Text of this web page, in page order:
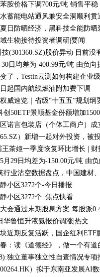
胺价格下调700元/吨 销售平稳
蓄能电站通风兼安全洞顺利贯
日防晒经济，黑科技全能防晒
生物接待投资者调研|要闻
(301360.SZ)股价异动 目前没
日均差为-400.99元/吨 由负
了，Testin云测如何构建企业
起国内航线燃油附加费下调
威速览｜省级“十五五”规划纲
创50ETF景顺基金份额增加
诺言包装店（个体工商户）成
）新增一起对外投资，被
茶姬一季度恢复环比增长 | 财
月29日均差为-150.00元/吨 由
行业沽空数据盘点，中国建材
小区3272个-今日播报
小区3272个_焦点快看
会通过末期股息方案 每股派
华鲁恒升液氨报价调涨|热文
近期反复活跃，国企红利ETF
：读《道德经》，做一个有道
独立董事独立性自查情况专项
）拟于东南亚发展AI